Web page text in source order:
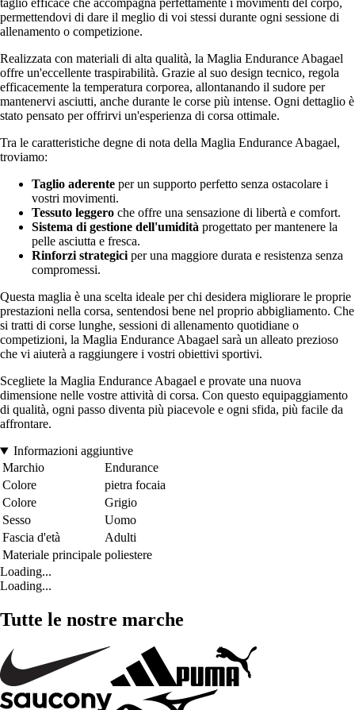
taglio efficace che accompagna perfettamente i movimenti del corpo,
permettendovi di dare il meglio di voi stessi durante ogni sessione di
allenamento o competizione.
Realizzata con materiali di alta qualità, la Maglia Endurance Abagael
offre un'eccellente traspirabilità. Grazie al suo design tecnico, regola
efficacemente la temperatura corporea, allontanando il sudore per
mantenervi asciutti, anche durante le corse più intense. Ogni dettaglio è
stato pensato per offrirvi un'esperienza di corsa ottimale.
Tra le caratteristiche degne di nota della Maglia Endurance Abagael,
troviamo:
Taglio aderente per un supporto perfetto senza ostacolare i
vostri movimenti.
Tessuto leggero che offre una sensazione di libertà e comfort.
Sistema di gestione dell'umidità progettato per mantenere la
pelle asciutta e fresca.
Rinforzi strategici per una maggiore durata e resistenza senza
compromessi.
Questa maglia è una scelta ideale per chi desidera migliorare le proprie
prestazioni nella corsa, sentendosi bene nel proprio abbigliamento. Che
si tratti di corse lunghe, sessioni di allenamento quotidiane o
competizioni, la Maglia Endurance Abagael sarà un alleato prezioso
che vi aiuterà a raggiungere i vostri obiettivi sportivi.
Scegliete la Maglia Endurance Abagael e provate una nuova
dimensione nelle vostre attività di corsa. Con questo equipaggiamento
di qualità, ogni passo diventa più piacevole e ogni sfida, più facile da
affrontare.
Informazioni aggiuntive
Marchio
Endurance
Colore
pietra focaia
Colore
Grigio
Sesso
Uomo
Fascia d'età
Adulti
Materiale principale poliestere
Loading...
Loading...
Tutte le nostre marche